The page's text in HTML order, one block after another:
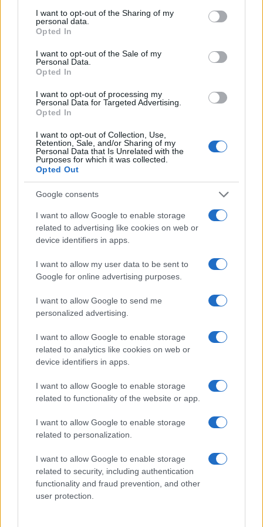
not limited to your visit or usage behaviour. You may click to
grant or deny consent to Google and its third-party tags to
use your data for below specified purposes in below Google
consent section.
I want to opt-out of the Sharing of my
personal data.
Opted In
I want to opt-out of the Sale of my
Personal Data.
Opted In
I want to opt-out of processing my
Personal Data for Targeted Advertising.
Opted In
I want to opt-out of Collection, Use,
Retention, Sale, and/or Sharing of my
Personal Data that Is Unrelated with the
Purposes for which it was collected.
Opted Out
Google consents
I want to allow Google to enable storage
related to advertising like cookies on web or
device identifiers in apps.
I want to allow my user data to be sent to
Google for online advertising purposes.
I want to allow Google to send me
personalized advertising.
I want to allow Google to enable storage
related to analytics like cookies on web or
device identifiers in apps.
I want to allow Google to enable storage
related to functionality of the website or app.
I want to allow Google to enable storage
related to personalization.
I want to allow Google to enable storage
related to security, including authentication
functionality and fraud prevention, and other
user protection.
ΑΚΟΛΟΥΘΗΣΤΕ ΜΑΣ ΣΤΟ GOOGLE
NEWS ΚΑΝΟΝΤΑΣ ΚΛΙΚ ΕΔΩ
TAGS
ΡΕΑΛ ΜΑΔΡΙΤΗΣ ΠΟΔΟΣΦΑΙΡΟ LA LIGA
Ροή Ειδήσεων
ΔΙΕΘΝΗ
Ρωσία: Κατέρριψε 456 ουκρανικά drones – Στόχος 15
περιφέρειες και η Κριμαία
10/08/26 - 10:06
Ισραηλινά ΜΜΕ: Η CENTCOM ζήτησε από το Ισραήλ να
ΔΙΕΘΝΗ
10/08/26 - 09:59
Ένταση Δαμασκού–Χεζμπολάχ: Τουρκική και ιρανική
ΕΛΛΑΔΑ
Μαίνεται η φωτιά στον Κουβαρά: Μεγάλη κινητοποίηση
της Πυροσβεστικής – 112 για απομάκρυνση κατοίκων
10/08/26 - 08:25
Σκιάθος: 15χρονος καταγγέλλει 17χρονο για σεξουαλική
κακοποίηση και εκβιασμό
ΕΛΛΑΔΑ